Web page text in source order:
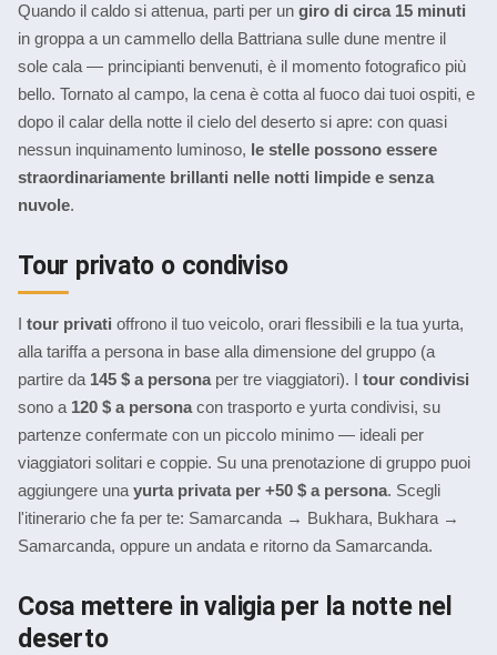
Quando il caldo si attenua, parti per un giro di circa 15 minuti
in groppa a un cammello della Battriana sulle dune mentre il
sole cala — principianti benvenuti, è il momento fotografico più
bello. Tornato al campo, la cena è cotta al fuoco dai tuoi ospiti, e
dopo il calar della notte il cielo del deserto si apre: con quasi
nessun inquinamento luminoso, le stelle possono essere
straordinariamente brillanti nelle notti limpide e senza
nuvole.
Tour privato o condiviso
I tour privati offrono il tuo veicolo, orari flessibili e la tua yurta,
alla tariffa a persona in base alla dimensione del gruppo (a
partire da 145 $ a persona per tre viaggiatori). I tour condivisi
sono a 120 $ a persona con trasporto e yurta condivisi, su
partenze confermate con un piccolo minimo — ideali per
viaggiatori solitari e coppie. Su una prenotazione di gruppo puoi
aggiungere una yurta privata per +50 $ a persona. Scegli
l'itinerario che fa per te: Samarcanda → Bukhara, Bukhara →
Samarcanda, oppure un andata e ritorno da Samarcanda.
Cosa mettere in valigia per la notte nel
deserto